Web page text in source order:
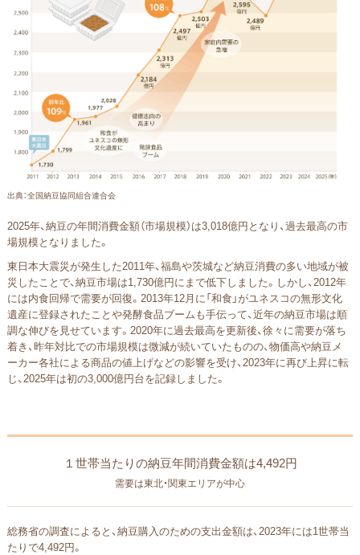
出典：全国納豆協同組合連合会
2025年、納豆の年間消費金額（市場規模）は3,018億円となり、過去最高の市
場規模となりました。
東日本大震災が発生した2011年、福島や茨城など納豆消費の多い地域が被
災したことで、納豆市場は1,730億円にまで低下しました。しかし、2012年
には内食回帰で需要が回復。2013年12月に「和食」がユネスコの無形文化
遺産に登録されたことや発酵食品ブームも手伝って、近年の納豆市場は順
調な伸びを見せています。2020年に過去最高を更新後、徐々に需要が落ち
着き、昨年対比での市場規模は微減が続いていたものの、物価高や納豆メ
ーカー各社による商品の値上げなどの影響を受け、2023年に再び上昇に転
じ、2025年は初の3,000億円台を記録しました。
１世帯当たりの納豆年間消費金額は4,492円
需要は東北・関東エリアが中心
総務省の調査によると、納豆購入のための支出金額は、2023年には1世帯当
たりで4,492円。